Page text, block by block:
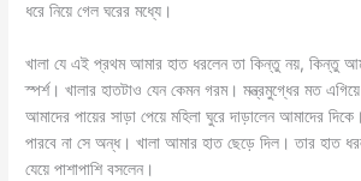
ধরে নিয়ে গেল ঘরের মধ্যে।
খালা যে এই প্রথম আমার হাত ধরলেন তা কিন্তু নয়, কিন্তু
স্পর্শ। খালার হাতটাও যেন কেমন গরম। মন্ত্রমুগ্ধের মত
আমাদের পায়ের সাড়া পেয়ে মহিলা ঘুরে দাড়ালেন আমাদের
পারবে না সে অন্ধ। খালা আমার হাত ছেড়ে দিল। তার হাত
যেয়ে পাশাপাশি বসলেন।